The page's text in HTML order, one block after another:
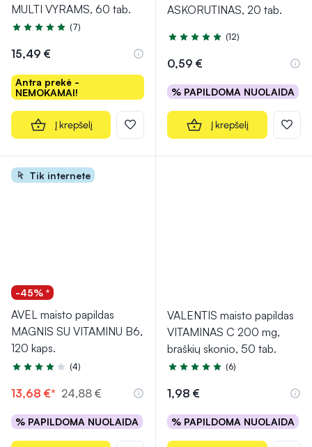
MULTI VYRAMS, 60 tab.
Įvertinimas 4.7 iš 5
(7)
15,49 €
Antra prekė -
NEMOKAMAI!
Į krepšelį
ASKORUTINAS, 20 tab.
Įvertinimas 4.9 iš 5
(12)
0,59 €
% PAPILDOMA NUOLAIDA
Į krepšelį
Tik internete
-45% *
AVEL maisto papildas
MAGNIS SU VITAMINU B6,
120 kaps.
Įvertinimas 4.3 iš 5
(4)
13,68 €* 24,88 €
% PAPILDOMA NUOLAIDA
VALENTIS maisto papildas
VITAMINAS C 200 mg,
braškių skonio, 50 tab.
Įvertinimas 5.0 iš 5
(6)
1,98 €
% PAPILDOMA NUOLAIDA